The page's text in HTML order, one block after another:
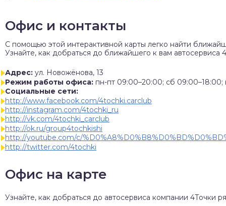
Офис и контакты
C помощью этой интерактивной карты легко найти
Узнайте, как добраться до ближайшего к вам автосервиса
Адрес: ул. Новожёнова, 13
Режим работы офиса: пн-пт 09:00–20:00; сб 09:00–18:00;
Социальные сети:
http://www.facebook.com/4tochki.carclub
http://instagram.com/4tochki_ru
http://vk.com/4tochki_carclub
http://ok.ru/group4tochkishi
http://youtube.com/c/
http://twitter.com/4tochki
Офис на карте
Узнайте, как добраться до автосервиса компании 4Точки